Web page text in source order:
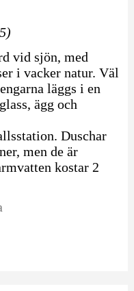
vid sjön, med
i vacker natur. Väl
läggs i en
ägg och
Duschar
men de är
kostar 2